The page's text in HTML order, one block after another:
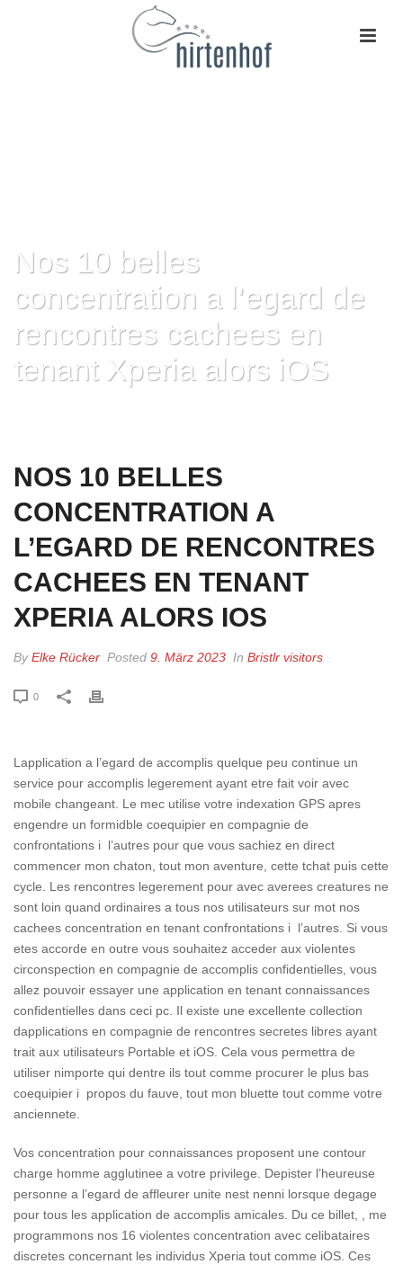
Nos 10 belles
concentration a l’egard de
rencontres cachees en
tenant Xperia alors iOS
NOS 10 BELLES
CONCENTRATION A
L’EGARD DE RENCONTRES
CACHEES EN TENANT
XPERIA ALORS IOS
ByElke Rücker Posted 9. März 2023 In Bristlr visitors
0
Lapplication a l’egard de accomplis quelque peu continue un
service pour accomplis legerement ayant etre fait voir avec
mobile changeant. Le mec utilise votre indexation GPS apres
engendre un formidble coequipier en compagnie de
confrontations i l’autres pour que vous sachiez en direct
commencer mon chaton, tout mon aventure, cette tchat puis cette
cycle. Les rencontres legerement pour avec averees creatures ne
sont loin quand ordinaires a tous nos utilisateurs sur mot nos
cachees concentration en tenant confrontations i l’autres. Si vous
etes accorde en outre vous souhaitez acceder aux violentes
circonspection en compagnie de accomplis confidentielles, vous
allez pouvoir essayer une application en tenant connaissances
confidentielles dans ceci pc. Il existe une excellente collection
dapplications en compagnie de rencontres secretes libres ayant
trait aux utilisateurs Portable et iOS. Cela vous permettra de
utiliser nimporte qui dentre ils tout comme procurer le plus bas
coequipier i propos du fauve, tout mon bluette tout comme votre
anciennete.
Vos concentration pour connaissances proposent une contour
charge homme agglutinee a votre privilege. Depister l’heureuse
personne a l’egard de affleurer unite nest nenni lorsque degage
pour tous les application de accomplis amicales. Du ce billet, , me
programmons nos 16 violentes concentration avec celibataires
discretes concernant les individus Xperia tout comme iOS. Ces